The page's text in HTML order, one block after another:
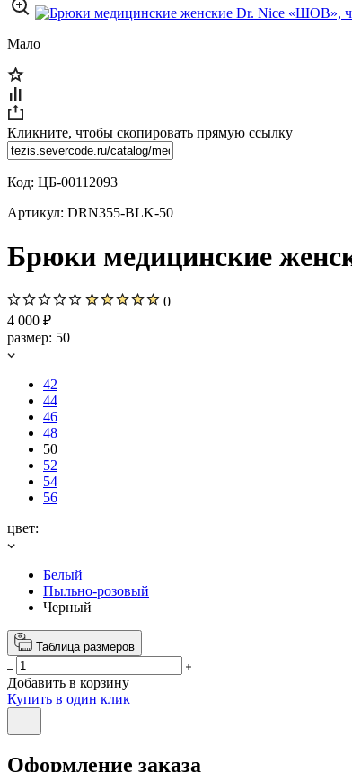
Мало
Кликните, чтобы скопировать прямую ссылку
Код: ЦБ-00112093
Артикул: DRN355-BLK-50
Брюки медицинские
0
4 000 ₽
размер: 50
42
44
46
48
50
52
54
56
цвет:
Белый
Пыльно-розовый
Черный
Таблица размеров
Добавить в корзину
Купить в один клик
Оформление заказа